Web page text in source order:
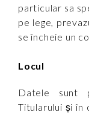
particular sa
pe lege,
se încheie un
Locul
Datele sunt
Titularului și în